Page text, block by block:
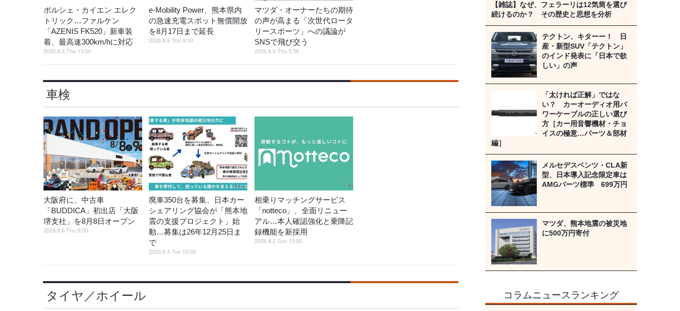
ポルシェ・カイエン エレク
トリック…ファルケン
「AZENIS FK520」新車装
着、最高速300km/hに対応
2026.8.6 Thu 13:00
e-Mobility Power、熊本県内
の急速充電スポット無償開放
を8月17日まで延長
2026.8.6 Thu 9:00
マツダ・オーナーたちの期待
の声が高まる「次世代ロータ
リースポーツ」への議論が
SNSで飛び交う
2026.8.6 Thu 5:56
車検
大阪府に、中古車
「BUDDICA」初出店「大阪
堺支社」を8月8日オープン
2026.8.6 Thu 6:00
廃車350台を募集、日本カー
シェアリング協会が「熊本地
震の支援プロジェクト」始
動…募集は26年12月25日ま
で
2026.8.4 Tue 10:00
相乗りマッチングサービス
「notteco」、全面リニュー
アル…本人確認強化と乗降記
録機能を新採用
2026.8.2 Sun 13:00
タイヤ／ホイール
【雑誌】なぜ、フェラーリは12気筒を選び
続けるのか？ その歴史と思想を分析
テクトン、キターー！ 日
産・新型SUV「テクトン」
のインド発表に「日本で欲
しい」の声
「太ければ正解」ではな
い？ カーオーディオ用パ
ワーケーブルの正しい選び
方［カー用音響機材・チョ
イスの極意…パーツ＆部材
編］
メルセデスベンツ・CLA新
型、日本導入記念限定車は
AMGパーツ標準 699万円
マツダ、熊本地震の被災地
に500万円寄付
コラムニュースランキング